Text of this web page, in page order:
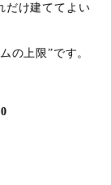
だけ建ててよい
の上限”です。